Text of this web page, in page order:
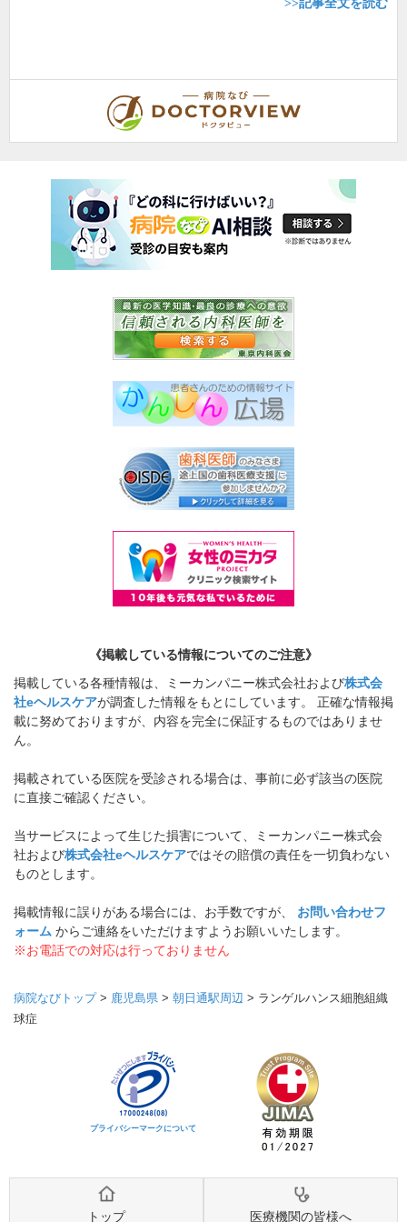
《掲載している情報についてのご注意》
掲載している各種情報は、ミーカンパニー株式会社および株式会
社eヘルスケアが調査した情報をもとにしています。 正確な情報掲
載に努めておりますが、内容を完全に保証するものではありませ
ん。
掲載されている医院を受診される場合は、事前に必ず該当の医院
に直接ご確認ください。
当サービスによって生じた損害について、ミーカンパニー株式会
社および株式会社eヘルスケアではその賠償の責任を一切負わない
ものとします。
掲載情報に誤りがある場合には、お手数ですが、 お問い合わせフ
ォーム からご連絡をいただけますようお願いいたします。
※お電話での対応は行っておりません
病院なびトップ> 鹿児島県 > 朝日通駅周辺 > ランゲルハンス細胞組織
球症
プライバシーマークについて
トップ 医療機関の皆様へ